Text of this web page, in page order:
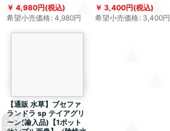
4,980円(税込)
希望小売価格: 4,980円
3,400円(税込)
希望小売価格: 3,400円
【通販 水草】ブセファ
ランドラ sp テイアグリ
ーン(輸入品)【1ポット